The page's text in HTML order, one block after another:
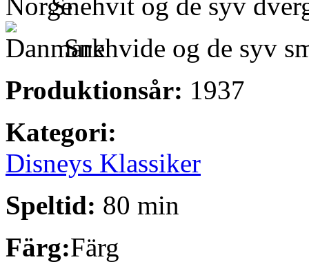
Snehvide og de syv
Produktionsår: 1937
Kategori:
Disneys Klassiker
Speltid: 80 min
Färg:Färg